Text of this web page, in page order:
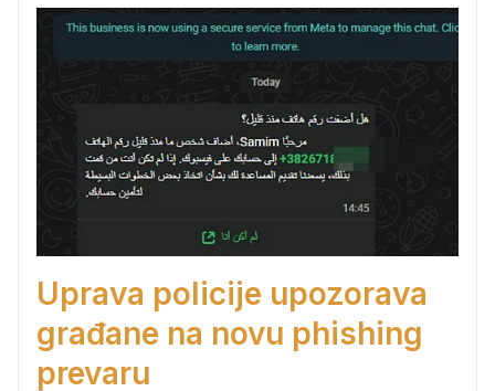
Uprava policije upozorava
građane na novu phishing
prevaru